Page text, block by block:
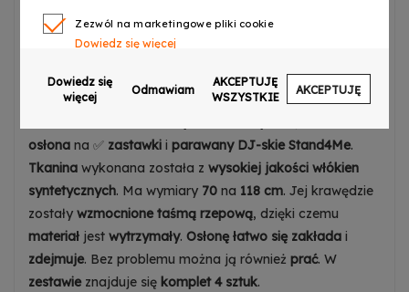
⭐ Czarny materiał lycra do
parawanu DJ
osłona na ✅ zastawki i parawany DJ-skie Stand4Me.
Tkanina wykonana została z wysokiej jakości włókien
syntetycznych. Ma wymiary 70 na 118 cm. Jej krawędzie
zostały wzmocnione taśmą rzepową, dzięki czemu
materiał jest wytrzymały. Osłonę łatwo się zakłada i
zdejmuje. Bez problemu można ją również prać. W
zestawieznajduje się komplet 4 sztuk.
Zezwól na marketingowe pliki cookie
Dowiedz się więcej
Zezwól na pliki cookie dotyczące preferencji
Dowiedz się więcej
Zezwól na ciasteczka analityczne
Dowiedz się więcej
Zezwalaj na wysyłanie danych użytkownika do
Google w celach reklamowych
Dowiedz się więcej
Zezwalaj na reklamy spersonalizowane
(remarketing)
Dowiedz się więcej
Dowiedz się
więcej
Odmawiam
AKCEPTUJĘ
WSZYSTKIE
AKCEPTUJĘ